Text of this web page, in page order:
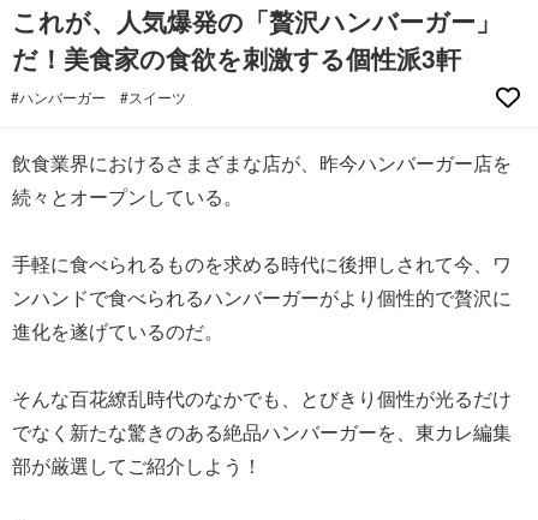
これが、人気爆発の「贅沢ハンバーガー」
だ！美食家の食欲を刺激する個性派3軒
#ハンバーガー #スイーツ
飲食業界におけるさまざまな店が、昨今ハンバーガー店を
続々とオープンしている。
手軽に食べられるものを求める時代に後押しされて今、ワ
ンハンドで食べられるハンバーガーがより個性的で贅沢に
進化を遂げているのだ。
そんな百花繚乱時代のなかでも、とびきり個性が光るだけ
でなく新たな驚きのある絶品ハンバーガーを、東カレ編集
部が厳選してご紹介しよう！